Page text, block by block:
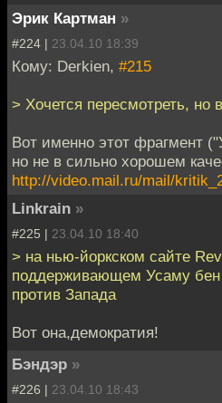
Эрик Картман »
#224 | 23.04.10 18:39
Кому: Derkien, #215
> Хочется пересмотреть, но
Вот именно этот фрагмент
но не в сильно хорошем
http://video.mail.ru/mail/
Linkrain »
#225 | 23.04.10 18:40
> на нью-йоркском сайте
поддерживающем Усаму
против Запада
Вот она,демократия!
Бэндэр »
#226 | 23.04.10 18:43